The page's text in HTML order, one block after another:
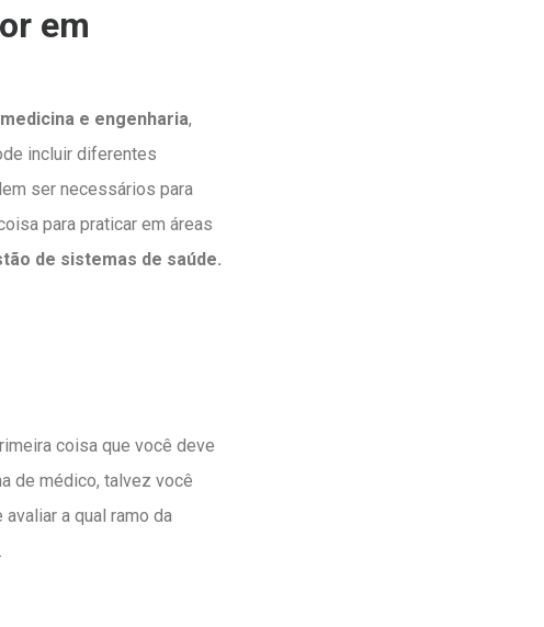
em
e engenharia,
incluir diferentes
ser necessários para
para praticar em áreas
de sistemas de saúde.
coisa que você deve
de médico, talvez você
a qual ramo da